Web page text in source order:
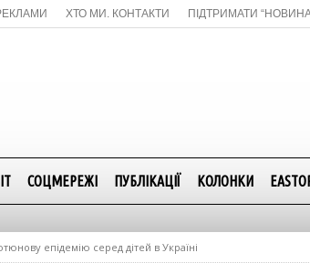
ХТО МИ. КОНТАКТИ ПІДТРИМАТИ
СОЦМЕРЕЖІ ПУБЛІКАЦІЇ КОЛОНКИ
епідемію серед дітей в Україні